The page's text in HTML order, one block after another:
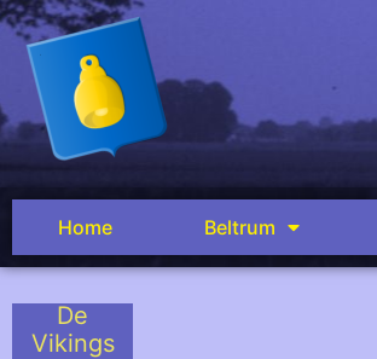
Home Beltrum
De
Vikings